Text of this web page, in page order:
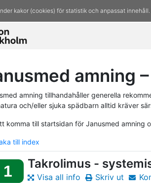
kakor (cookies) för statistik och anpassat innehåll.
amning
amning tillhandahåller generella
och/eller sjuka spädbarn alltid kräver
komma till startsidan för Janusmed amning
till index
1 Takrolimus -
Visa all info Skriv ut